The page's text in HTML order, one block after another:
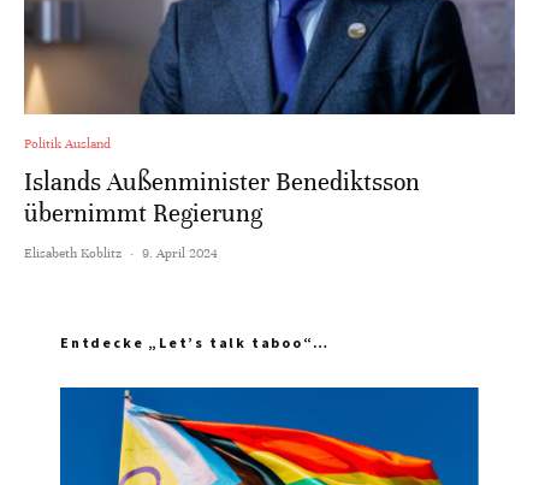
Politik Ausland
Islands Außenminister Benediktsson
übernimmt Regierung
Elisabeth Koblitz · 9. April 2024
Entdecke „Let’s talk taboo“…